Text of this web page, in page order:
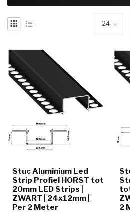
Stuc Aluminium Led
Strip Profiel HORST tot
20mm LED Strips |
ZWART | 24x12mm |
Per 2 Meter
2